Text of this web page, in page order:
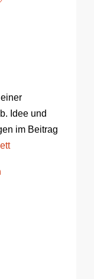
Idee und
im Beitrag